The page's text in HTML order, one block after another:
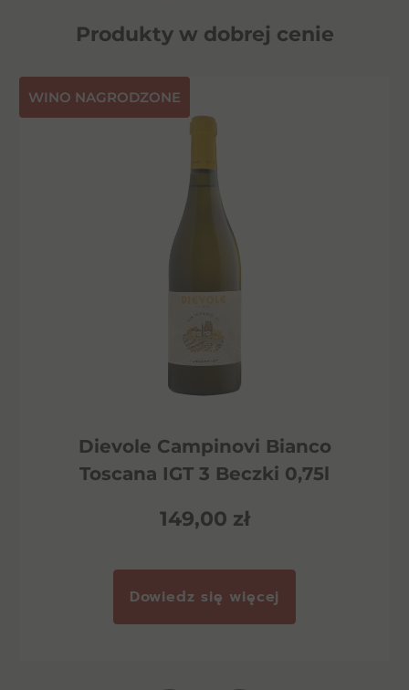
Produkty w dobrej cenie
⁠WINO NAGRODZONE
Dievole Campinovi Bianco
Toscana IGT 3 Beczki 0,75l
149,00 zł
Dowiedz się więcej